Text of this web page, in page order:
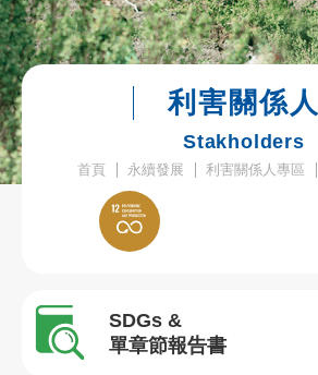
利害關係人
Stakholders
首頁 永續發展 利害關係人專區
SDGs &
單章節報告書